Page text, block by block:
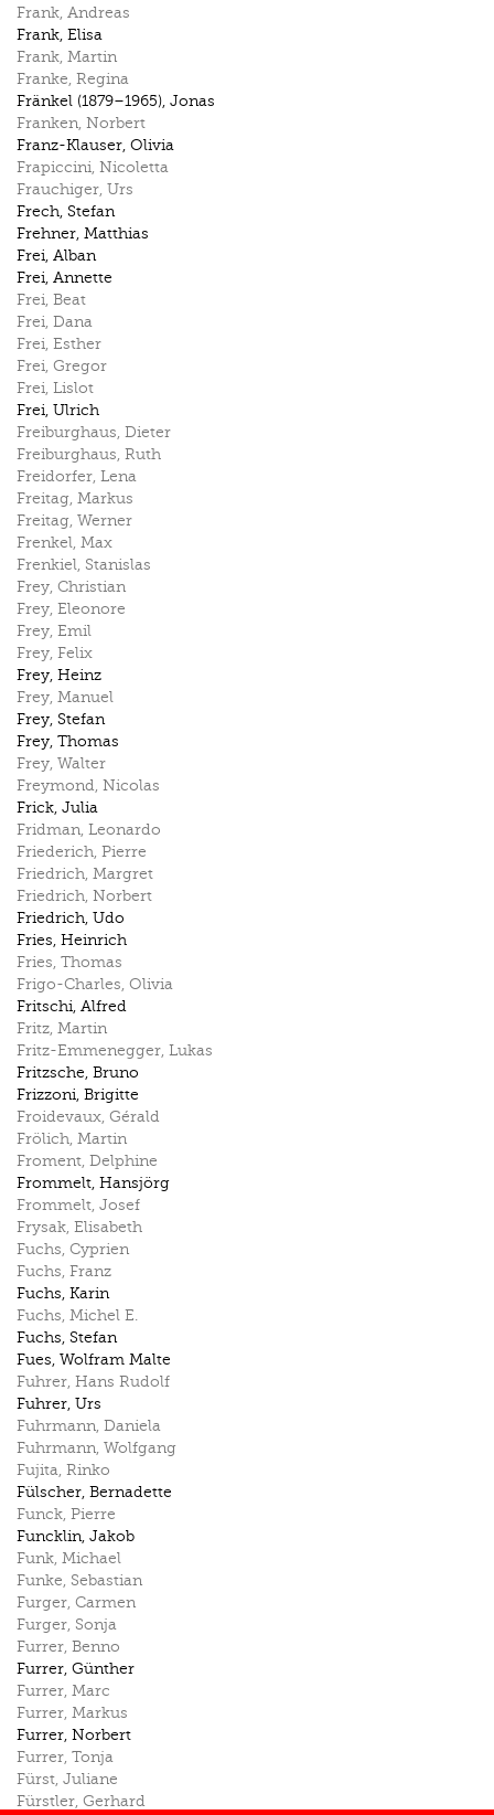
Frank, Andreas
Frank, Elisa
Frank, Martin
Franke, Regina
Fränkel (1879–1965), Jonas
Franken, Norbert
Franz-Klauser, Olivia
Frapiccini, Nicoletta
Frauchiger, Urs
Frech, Stefan
Frehner, Matthias
Frei, Alban
Frei, Annette
Frei, Beat
Frei, Dana
Frei, Esther
Frei, Gregor
Frei, Lislot
Frei, Ulrich
Freiburghaus, Dieter
Freiburghaus, Ruth
Freidorfer, Lena
Freitag, Markus
Freitag, Werner
Frenkel, Max
Frenkiel, Stanislas
Frey, Christian
Frey, Eleonore
Frey, Emil
Frey, Felix
Frey, Heinz
Frey, Manuel
Frey, Stefan
Frey, Thomas
Frey, Walter
Freymond, Nicolas
Frick, Julia
Fridman, Leonardo
Friederich, Pierre
Friedrich, Margret
Friedrich, Norbert
Friedrich, Udo
Fries, Heinrich
Fries, Thomas
Frigo-Charles, Olivia
Fritschi, Alfred
Fritz, Martin
Fritz-Emmenegger, Lukas
Fritzsche, Bruno
Frizzoni, Brigitte
Froidevaux, Gérald
Frölich, Martin
Froment, Delphine
Frommelt, Hansjörg
Frommelt, Josef
Frysak, Elisabeth
Fuchs, Cyprien
Fuchs, Franz
Fuchs, Karin
Fuchs, Michel E.
Fuchs, Stefan
Fues, Wolfram Malte
Fuhrer, Hans Rudolf
Fuhrer, Urs
Fuhrmann, Daniela
Fuhrmann, Wolfgang
Fujita, Rinko
Fülscher, Bernadette
Funck, Pierre
Funcklin, Jakob
Funk, Michael
Funke, Sebastian
Furger, Carmen
Furger, Sonja
Furrer, Benno
Furrer, Günther
Furrer, Marc
Furrer, Markus
Furrer, Norbert
Furrer, Tonja
Fürst, Juliane
Fürstler, Gerhard